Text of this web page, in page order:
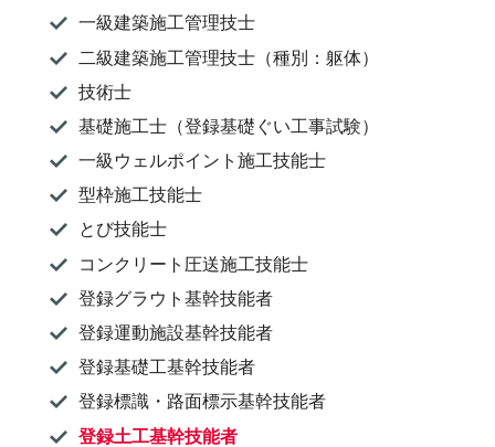
一級建築施工管理技士
二級建築施工管理技士（種別：躯体）
技術士
基礎施工士（登録基礎ぐい工事試験）
一級ウェルポイント施工技能士
型枠施工技能士
とび技能士
コンクリート圧送施工技能士
登録グラウト基幹技能者
登録運動施設基幹技能者
登録基礎工基幹技能者
登録標識・路面標示基幹技能者
登録土工基幹技能者